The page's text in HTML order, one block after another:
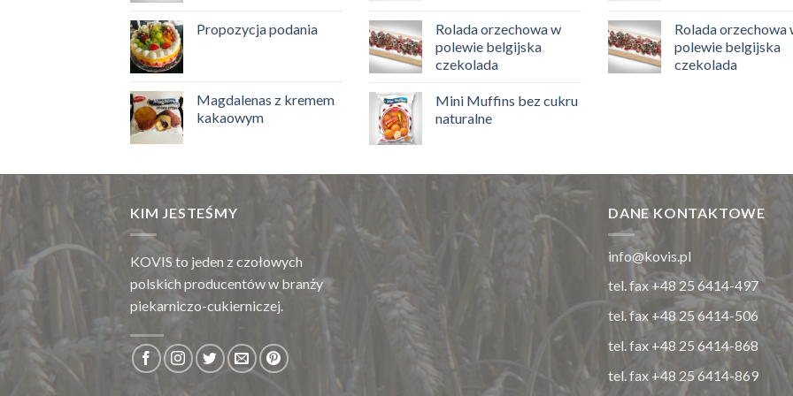
Propozycja podania
Magdalenas z kremem
kakaowym
Rolada orzechowa w
polewie belgijska
czekolada
Mini Muffins bez cukru
naturalne
Rolada orzechowa
polewie belgijska
czekolada
KIM JESTEŚMY
KOVIS to jeden z czołowych
polskich producentów w branży
piekarniczo-cukierniczej.
DANE KONTAKTOWE
info@kovis.pl
tel. fax +48 25 6414-497
tel. fax +48 25 6414-506
tel. fax +48 25 6414-868
tel. fax +48 25 6414-869